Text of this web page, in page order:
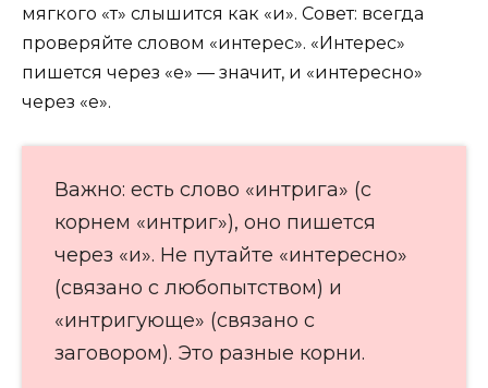
мягкого «т» слышится как «и». Совет: всегда
проверяйте словом «интерес». «Интерес»
пишется через «е» — значит, и «интересно»
через «е».
Важно: есть слово «интрига» (с
корнем «интриг»), оно пишется
через «и». Не путайте «интересно»
(связано с любопытством) и
«интригующе» (связано с
заговором). Это разные корни.